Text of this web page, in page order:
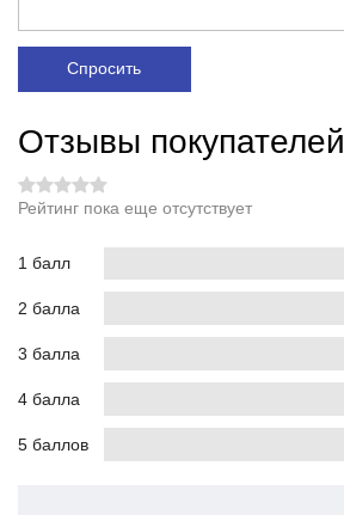
Спросить
Отзывы покупателей
Рейтинг пока еще отсутствует
1 балл
2 балла
3 балла
4 балла
5 баллов